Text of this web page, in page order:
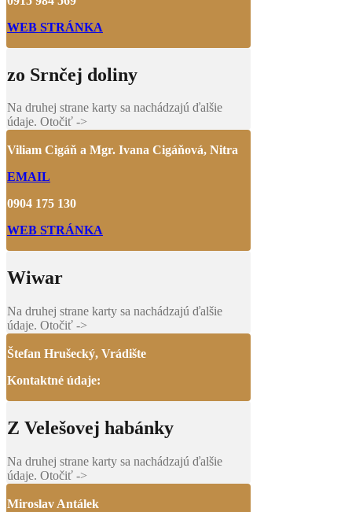
WEB STRÁNKA
zo Srnčej doliny
Na druhej strane karty sa nachádzajú ďalšie
údaje. Otočiť ->
Viliam Cigáň a Mgr. Ivana Cigáňová, Nitra
EMAIL
0904 175 130
WEB STRÁNKA
Wiwar
Na druhej strane karty sa nachádzajú ďalšie
údaje. Otočiť ->
Štefan Hrušecký, Vrádište
Kontaktné údaje:
Z Velešovej habánky
Na druhej strane karty sa nachádzajú ďalšie
údaje. Otočiť ->
Miroslav Antálek